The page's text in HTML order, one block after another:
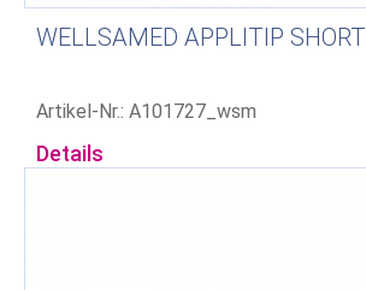
WELLSAMED APPLITIP SHORT
Artikel-Nr.: A101727_wsm
Details